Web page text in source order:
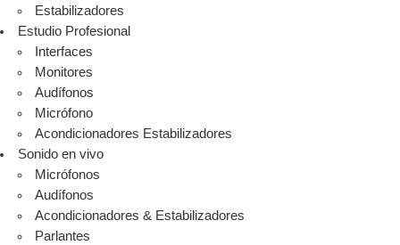
Estabilizadores
Estudio Profesional
Interfaces
Monitores
Audífonos
Micrófono
Acondicionadores Estabilizadores
Sonido en vivo
Micrófonos
Audífonos
Acondicionadores & Estabilizadores
Parlantes